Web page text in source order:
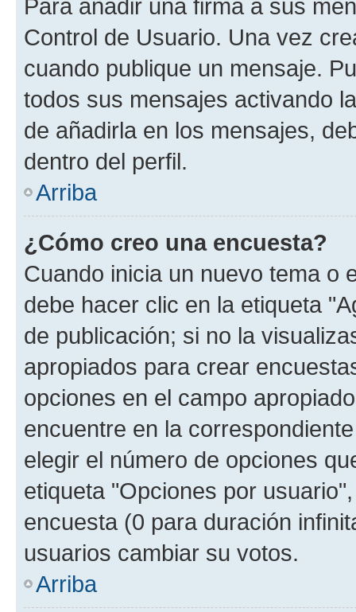
Para añadir una firma a sus
Control de Usuario. Una vez
cuando publique un mensaje.
todos sus mensajes activando
de añadirla en los mensajes,
dentro del perfil.
Arriba
¿Cómo creo una encuesta?
Cuando inicia un nuevo tema o
debe hacer clic en la etiqueta
de publicación; si no la
apropiados para crear
opciones en el campo
encuentre en la
elegir el número de opciones
etiqueta "Opciones por
encuesta (0 para duración
usuarios cambiar su votos.
Arriba